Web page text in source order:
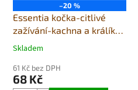
–20 %
Essentia kočka-citlivé
zažívání-kachna a králík
300g
Průměrné
produktu
je
Skladem
61 Kč bez DPH
68 Kč